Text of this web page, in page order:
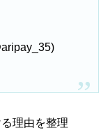
理由を整理